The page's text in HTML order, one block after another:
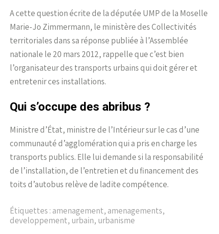
A cette question écrite de la députée UMP de la Moselle
Marie-Jo Zimmermann, le ministère des Collectivités
territoriales dans sa réponse publiée à l’Assemblée
nationale le 20 mars 2012, rappelle que c’est bien
l’organisateur des transports urbains qui doit gérer et
entretenir ces installations.
Qui s’occupe des abribus ?
Ministre d’État, ministre de l’Intérieur sur le cas d’une
communauté d’agglomération qui a pris en charge les
transports publics. Elle lui demande si la responsabilité
de l’installation, de l’entretien et du financement des
toits d’autobus relève de ladite compétence.
Étiquettes : amenagement, amenagements,
developpement, urbain, urbanisme